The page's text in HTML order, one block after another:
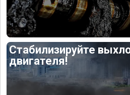
Стабилизируйте
двигателя!